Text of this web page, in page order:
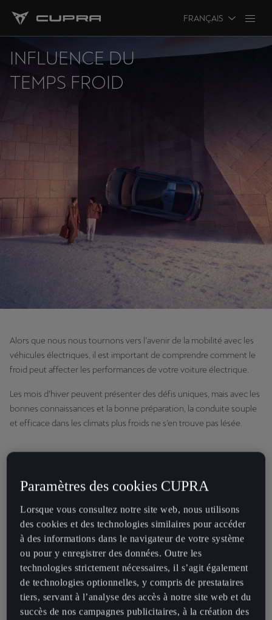
FRANÇAIS
INFLUENCE DU
TEMPS FROID
Alors que nous nous tournons vers l’avenir de la mobilité avec les
véhicules électriques, il est important de comprendre comment le
froid peut affecter les performances de votre voiture électrique.
Les mois d’hiver peuvent présenter des défis uniques, mais avec les
bonnes connaissances et la bonne préparation, la conduite souple
et efficace dans les climats plus froids ne s’en trouve pas lésée.
Comment les basses températures
électrique ?
Lorsque les températures sont basses, les batteries des véhicules
électriques peuvent connaître une légère diminution de leur
autonomie et des temps de charge plus longs. Cependant, les
véhicules CUPRA sont équipés de systèmes de gestion thermique
qui minimisent ces effets, garantissant ainsi une conduite fluide et
Paramètres des cookies CUPRA
Lorsque vous consultez notre site web, nous utilisons
des cookies et des technologies similaires pour accéder
à des informations dans le navigateur de votre système
ou pour y enregistrer des données. Outre les
technologies strictement nécessaires, il s’agit également
de technologies optionnelles, y compris de prestataires
tiers, servant à l’analyse des accès à notre site web et du
succès de nos campagnes publicitaires, à la création des